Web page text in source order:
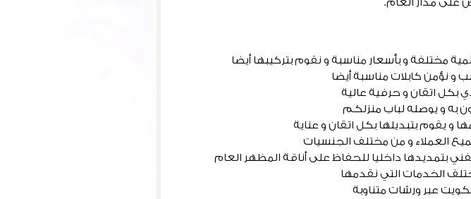
مختلفة و بأسعار مناسبة و نقوم بتركيبها أيضا
و نؤمن كابلات مناسبة أيضا
بكل اتقان و حرفية عالية
به و يوصله لباب منزلكم
يقوم بتبديلها بكل اتقان و عناية
العملاء و من مختلف الجنسيات
بتمديدها داخليا للحفاظ على أناقة المظهر العام
الخدمات التي نقدمها
عبر ورشات متناوبة